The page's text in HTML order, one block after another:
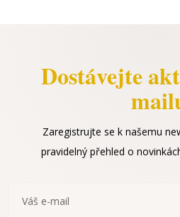
Dostávejte
Zaregistrujte se k našemu
pravidelný přehled o